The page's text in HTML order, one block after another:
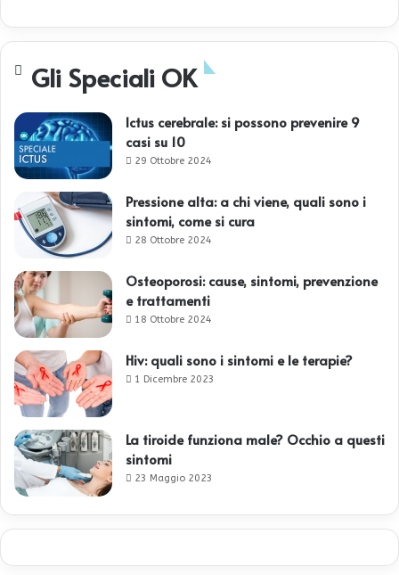
Gli Speciali OK
Ictus cerebrale: si possono prevenire 9
casi su 10
29 Ottobre 2024
Pressione alta: a chi viene, quali sono i
sintomi, come si cura
28 Ottobre 2024
Osteoporosi: cause, sintomi, prevenzione
e trattamenti
18 Ottobre 2024
Hiv: quali sono i sintomi e le terapie?
1 Dicembre 2023
La tiroide funziona male? Occhio a questi
sintomi
23 Maggio 2023